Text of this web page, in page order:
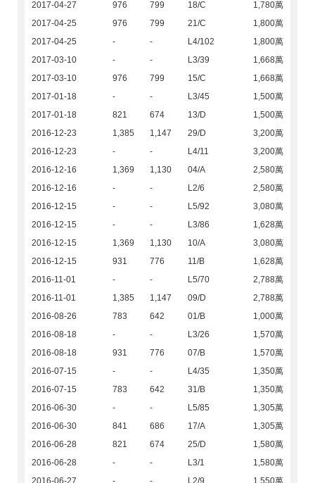
2017-04-27 976 799 18/C
1,780萬
2017-04-25
976 799 21/C
1,800萬
2017-04-25
- - L4/102
1,800萬
2017-03-10
- - L3/39
1,668萬
2017-03-10
976 799 15/C
1,668萬
2017-01-18
- - L3/45
1,500萬
2017-01-18
821 674 13/D
1,500萬
2016-12-23
1,385 1,147 29/D
3,200萬
2016-12-23
- - L4/11
3,200萬
2016-12-16
1,369 1,130 04/A
2,580萬
2016-12-16
- - L2/6
2,580萬
2016-12-15
- - L5/92
3,080萬
2016-12-15
- - L3/86
1,628萬
2016-12-15
1,369 1,130 10/A
3,080萬
2016-12-15
931 776 11/B
1,628萬
2016-11-01
- - L5/70
2,788萬
2016-11-01
1,385 1,147 09/D
2,788萬
2016-08-26
783 642 01/B
1,000萬
2016-08-18
- - L3/26
1,570萬
2016-08-18
931 776 07/B
1,570萬
2016-07-15
- - L4/35
1,350萬
2016-07-15
783 642 31/B
1,350萬
2016-06-30
- - L5/85
1,305萬
2016-06-30
841 686 17/A
1,305萬
2016-06-28
821 674 25/D
1,580萬
2016-06-28
- - L3/1
1,580萬